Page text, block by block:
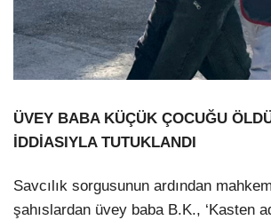
ÜVEY BABA KÜÇÜK ÇOCUĞU
İDDİASIYLA TUTUKLANDI
Savcılık sorgusunun ardından
şahıslardan üvey baba B.K., ‘Kasten